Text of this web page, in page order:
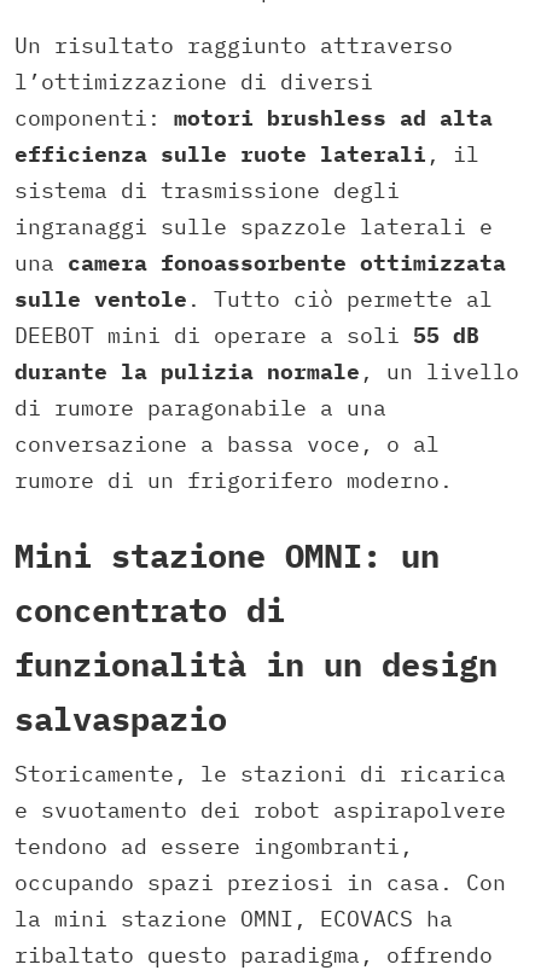
Un risultato raggiunto attraverso
l’ottimizzazione di diversi
componenti: motori brushless ad alta
efficienza sulle ruote laterali , il
sistema di trasmissione degli
ingranaggi sulle spazzole laterali e
una camera fonoassorbente ottimizzata
sulle ventole . Tutto ciò permette al
DEEBOT mini di operare a soli 55 dB
durante la pulizia normale , un livello
di rumore paragonabile a una
conversazione a bassa voce, o al
rumore di un frigorifero moderno.
Mini stazione OMNI: un
concentrato di
funzionalità in un design
salvaspazio
Storicamente, le stazioni di ricarica
e svuotamento dei robot aspirapolvere
tendono ad essere ingombranti,
occupando spazi preziosi in casa. Con
la mini stazione OMNI, ECOVACS ha
ribaltato questo paradigma, offrendo